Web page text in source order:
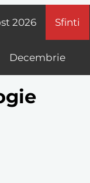
2026 Sfinti
Decembrie